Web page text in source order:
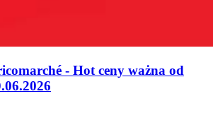
- Hot ceny ważna od